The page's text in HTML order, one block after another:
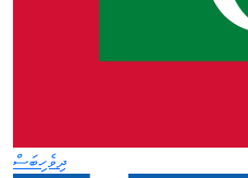
ދިވެހިބަސް